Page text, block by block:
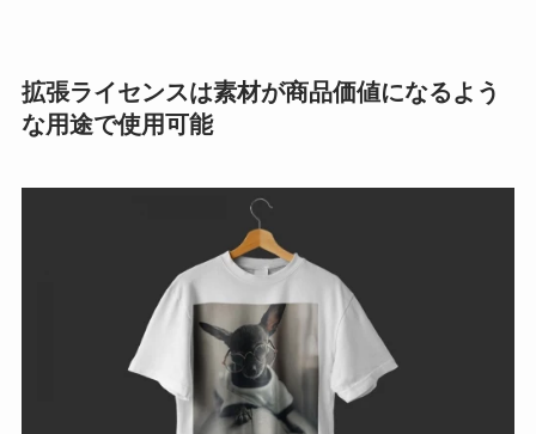
拡張ライセンスは素材が商品価値になるよう
な用途で使用可能